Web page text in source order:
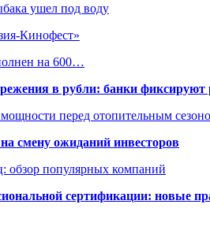
ушел под воду
Кинофест»
на 600…
в рубли: банки фиксируют
перед отопительным
смену ожиданий инвесторов
обзор популярных компаний
сертификации: новые